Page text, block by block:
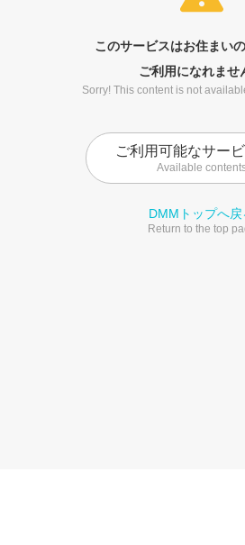
このサービスはお住まい
ご利用になれませ
Sorry! This content is not
ご利用可能なサー
Available
DMMトップへ戻
Return to the top